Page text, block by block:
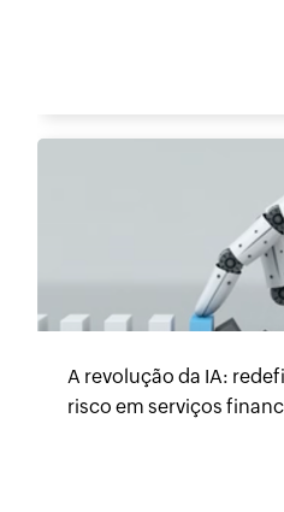
A revolução da IA:
risco em serviços